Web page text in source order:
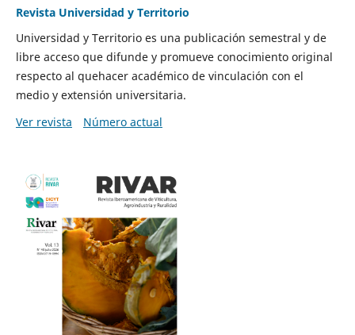
Revista Universidad y Territorio
Universidad y Territorio es una publicación semestral y de
libre acceso que difunde y promueve conocimiento original
respecto al quehacer académico de vinculación con el
medio y extensión universitaria.
Ver revista
Número actual